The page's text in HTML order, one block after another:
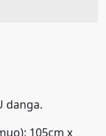
danga.
105cm x